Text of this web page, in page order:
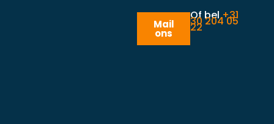
Mail
ons
Of bel+31
30 204 05
22